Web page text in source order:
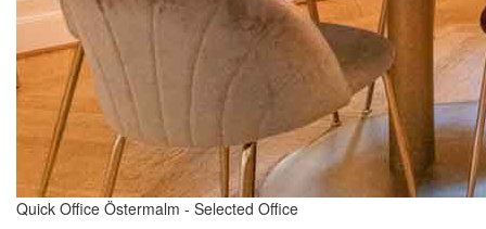
Quick Office Östermalm - Selected Office